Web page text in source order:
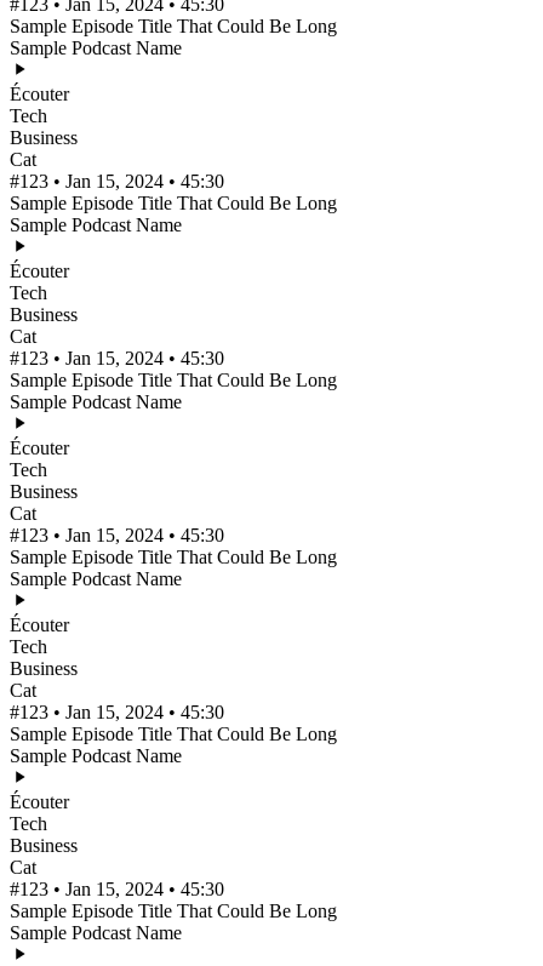
Sample Episode Title That Could Be Long
Sample Podcast Name
Écouter
Tech
Business
Cat
#123 • Jan 15, 2024 • 45:30
Sample Episode Title That Could Be Long
Sample Podcast Name
Écouter
Tech
Business
Cat
#123 • Jan 15, 2024 • 45:30
Sample Episode Title That Could Be Long
Sample Podcast Name
Écouter
Tech
Business
Cat
#123 • Jan 15, 2024 • 45:30
Sample Episode Title That Could Be Long
Sample Podcast Name
Écouter
Tech
Business
Cat
#123 • Jan 15, 2024 • 45:30
Sample Episode Title That Could Be Long
Sample Podcast Name
Écouter
Tech
Business
Cat
#123 • Jan 15, 2024 • 45:30
Sample Episode Title That Could Be Long
Sample Podcast Name